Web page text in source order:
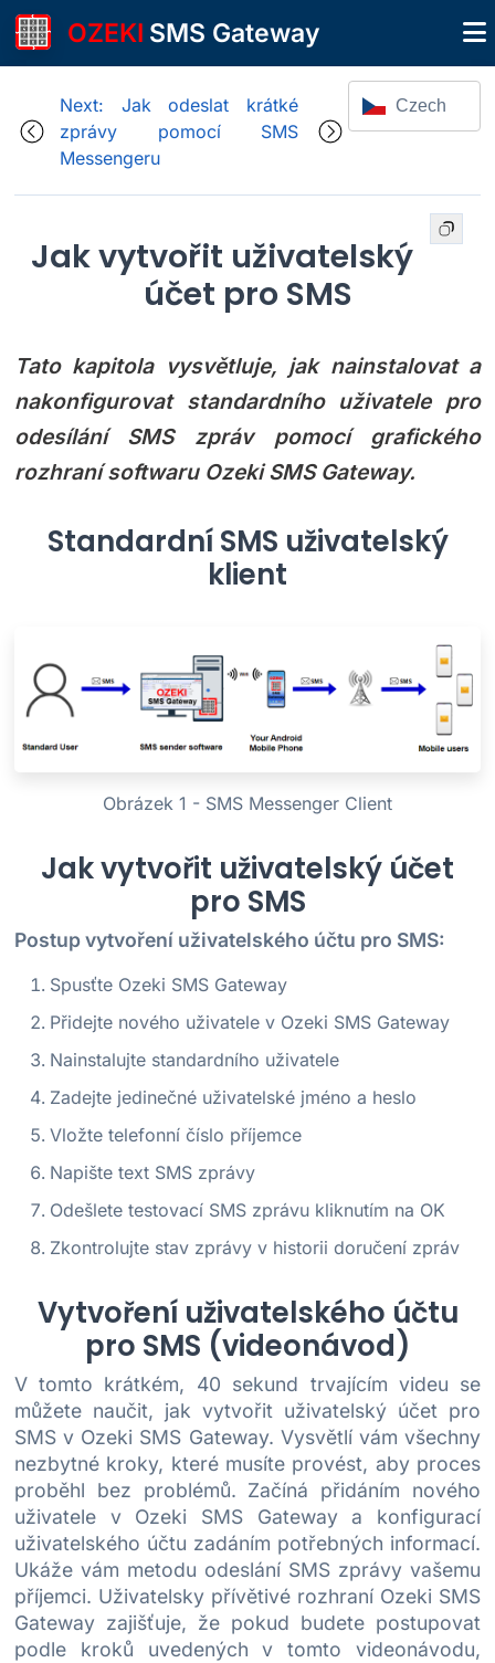
OZEKI SMS Gateway
Next: Jak odeslat krátké
zprávy pomocí SMS
Messengeru
Czech
Jak vytvořit uživatelský
účet pro SMS
Tato kapitola vysvětluje, jak nainstalovat a
nakonfigurovat standardního uživatele pro
odesílání SMS zpráv pomocí grafického
rozhraní softwaru Ozeki SMS Gateway.
Standardní SMS uživatelský
klient
Obrázek 1 - SMS Messenger Client
Jak vytvořit uživatelský účet
pro SMS
Postup vytvoření uživatelského účtu pro SMS:
Spusťte Ozeki SMS Gateway
Přidejte nového uživatele v Ozeki SMS Gateway
Nainstalujte standardního uživatele
Zadejte jedinečné uživatelské jméno a heslo
Vložte telefonní číslo příjemce
Napište text SMS zprávy
Odešlete testovací SMS zprávu kliknutím na OK
Zkontrolujte stav zprávy v historii doručení zpráv
Vytvoření uživatelského účtu
pro SMS (videonávod)
V tomto krátkém, 40 sekund trvajícím videu se
můžete naučit, jak vytvořit uživatelský účet pro
SMS v Ozeki SMS Gateway. Vysvětlí vám všechny
nezbytné kroky, které musíte provést, aby proces
proběhl bez problémů. Začíná přidáním nového
uživatele v Ozeki SMS Gateway a konfigurací
uživatelského účtu zadáním potřebných informací.
Ukáže vám metodu odeslání SMS zprávy vašemu
příjemci. Uživatelsky přívětivé rozhraní Ozeki SMS
Gateway zajišťuje, že pokud budete postupovat
podle kroků uvedených v tomto videonávodu,